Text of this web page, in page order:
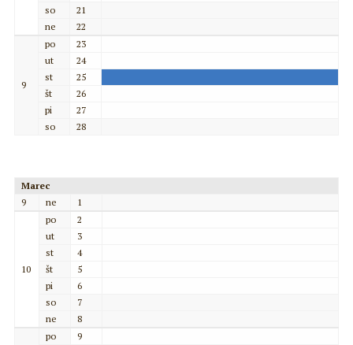
so
21
ne
22
9
po
23
ut
24
st
25
št
26
pi
27
so
28
Marec
9
ne 1
10
po
2
ut
3
st
4
št
5
pi
6
so
7
ne
8
po
9